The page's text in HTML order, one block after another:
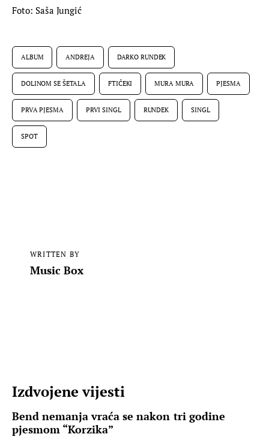
Foto: Saša Jungić
ALBUM ANDREJA DARKO RUNDEK
DOLINOM SE ŠETALA FTIČEKI MURA MURA PJESMA
PRVA PJESMA PRVI SINGL RUNDEK SINGL
SPOT
WRITTEN BY
Music Box
Izdvojene vijesti
Bend nemanja vraća se nakon tri godine
pjesmom “Korzika”